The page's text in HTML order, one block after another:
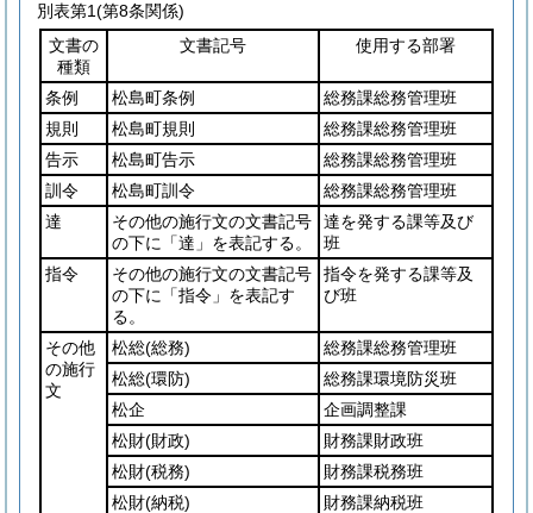
別表第1(第8条関係)
文書の
種類
文書記号 使用する部署
条例 松島町条例
総務課総務管理班
規則
松島町規則
総務課総務管理班
告示
松島町告示
総務課総務管理班
訓令
松島町訓令
総務課総務管理班
達
その他の施行文の文書記号
の下に「達」を表記する。
達を発する課等及び
班
指令
その他の施行文の文書記号
の下に「指令」を表記す
る。
指令を発する課等及
び班
その他
の施行
文
松総(総務)
総務課総務管理班
松総(環防)
総務課環境防災班
松企
企画調整課
松財(財政)
財務課財政班
松財(税務)
財務課税務班
松財(納税)
財務課納税班